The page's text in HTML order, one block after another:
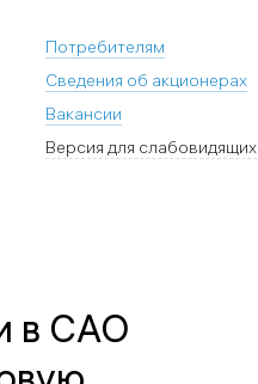
Потребителям
Сведения об акционерах
Вакансии
Версия для слабовидящих
в САО